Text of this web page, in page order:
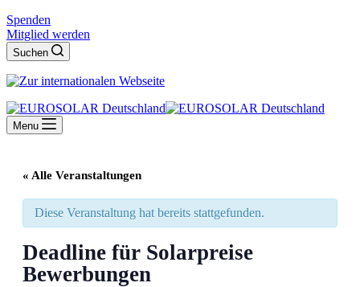
Spenden
Mitglied werden
Suchen
Menu
« Alle Veranstaltungen
Diese Veranstaltung hat bereits stattgefunden.
Deadline für Solarpreise
Bewerbungen